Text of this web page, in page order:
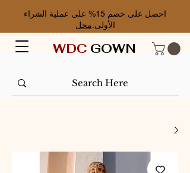
احصل على خصم 15% على عملية الشراء
الأولى. محل
WDC GOWN